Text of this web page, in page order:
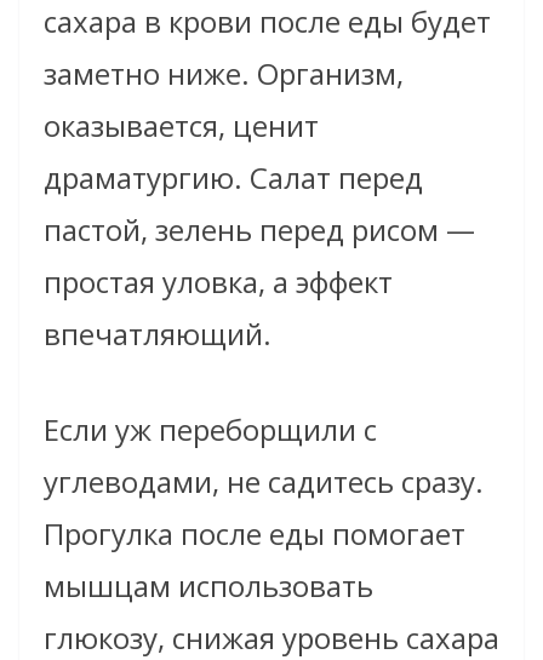
сахара в крови после еды будет
заметно ниже. Организм,
оказывается, ценит
драматургию. Салат перед
пастой, зелень перед рисом —
простая уловка, а эффект
впечатляющий.
Если уж переборщили с
углеводами, не садитесь сразу.
Прогулка после еды помогает
мышцам использовать
глюкозу, снижая уровень сахара